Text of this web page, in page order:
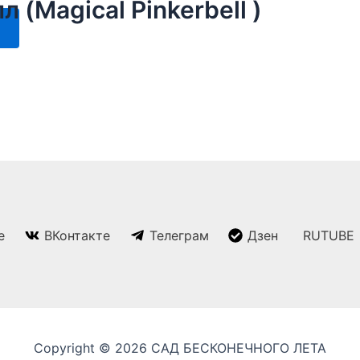
на
странице
товара.
вариаций.
(Magical Pinkerbell )
Этот
товар
товара.ВКонтакте Телеграм Дзен RUTUBE
Copyright © 2026 САД БЕСКОНЕЧНОГО ЛЕТА